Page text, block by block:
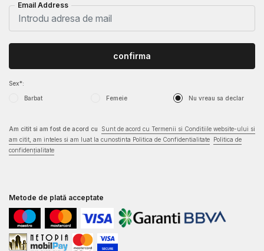
Email Address
Sex*:
Barbat Femeie Nu vreau sa declar
confirma
Am citit si am fost de acord cu
Sunt de acord cu Termenii si Conditiile website-ului si
am citit, am inteles si am luat la cunostinta Politica de Confidentialitate
Politica de
confidențialitate
Metode de plată acceptate